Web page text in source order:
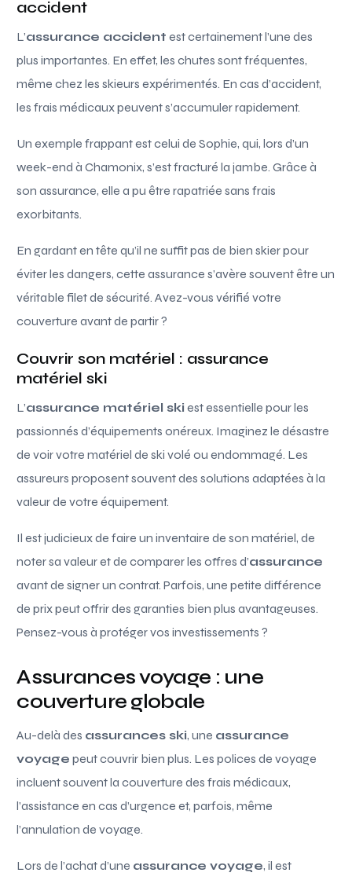
accident
L’assurance accident est certainement l’une des
plus importantes. En effet, les chutes sont fréquentes,
même chez les skieurs expérimentés. En cas d’accident,
les frais médicaux peuvent s’accumuler rapidement.
Un exemple frappant est celui de Sophie, qui, lors d’un
week-end à Chamonix, s’est fracturé la jambe. Grâce à
son assurance, elle a pu être rapatriée sans frais
exorbitants.
En gardant en tête qu’il ne suffit pas de bien skier pour
éviter les dangers, cette assurance s’avère souvent être un
véritable filet de sécurité. Avez-vous vérifié votre
couverture avant de partir ?
Couvrir son matériel : assurance
matériel ski
L’assurance matériel ski est essentielle pour les
passionnés d’équipements onéreux. Imaginez le désastre
de voir votre matériel de ski volé ou endommagé. Les
assureurs proposent souvent des solutions adaptées à la
valeur de votre équipement.
Il est judicieux de faire un inventaire de son matériel, de
noter sa valeur et de comparer les offres d’assurance
avant de signer un contrat. Parfois, une petite différence
de prix peut offrir des garanties bien plus avantageuses.
Pensez-vous à protéger vos investissements ?
Assurances voyage : une
couverture globale
Au-delà des assurances ski, une assurance
voyage peut couvrir bien plus. Les polices de voyage
incluent souvent la couverture des frais médicaux,
l’assistance en cas d’urgence et, parfois, même
l’annulation de voyage.
Lors de l’achat d’une assurance voyage, il est